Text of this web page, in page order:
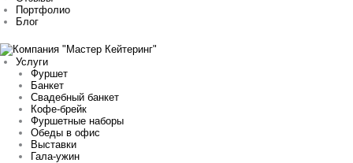
Портфолио
Блог
Услуги
Фуршет
Банкет
Свадебный банкет
Кофе-брейк
Фуршетные наборы
Обеды в офис
Выставки
Гала-ужин